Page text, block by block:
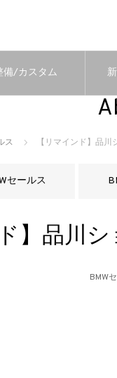
備/カスタム
ス 【リマインド】品
セールス
】品川
BMW